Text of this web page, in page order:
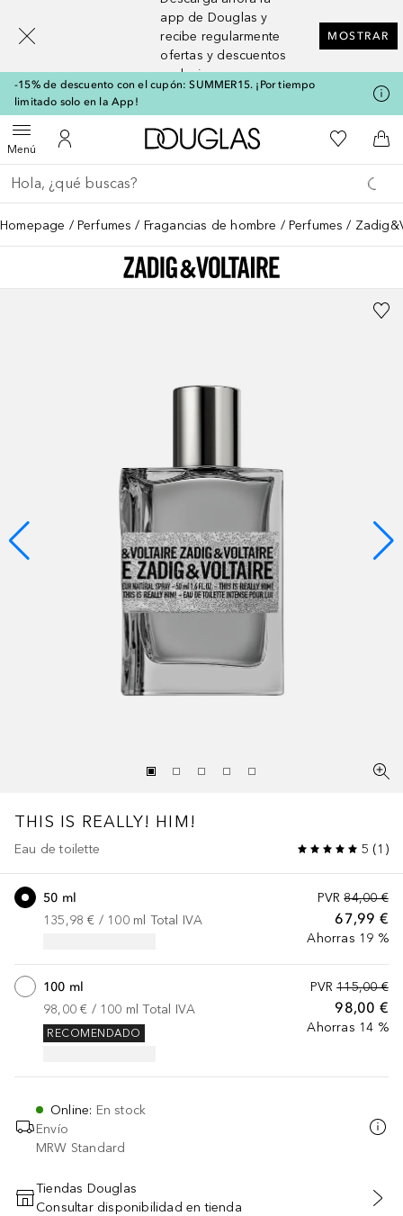
app de Douglas y
recibe regularmente
ofertas y descuentos
exclusivos
MOSTRAR
-15% de descuento con el cupón: SUMMER15. ¡Por tiempo
limitado solo en la App!
MenúAbrir menúMi cuenta
A Douglas HomeMi lista de
A
Regresar
Ejecutar búsqueda
Homepage Perfumes Fragancias de hombre Perfumes
THIS IS REALLY! HIM!
Eau de toilette 5 (1 )
PVR 84,00 €
67,99 €
Ahorras 19 %
50 ml
135,98 € / 100 ml Total IVA
PVR 115,00 €
98,00 €
Ahorras 14 %
100 ml
98,00 € / 100 ml Total IVA
RECOMENDADO
Online: En stock
Envío
MRW Standard
AÑADIR AL CARRITO
Tiendas Douglas
Consultar disponibilidad en tienda
[navigation.slideout.screenreader]